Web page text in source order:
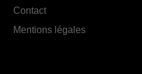
Contact
Mentions légales